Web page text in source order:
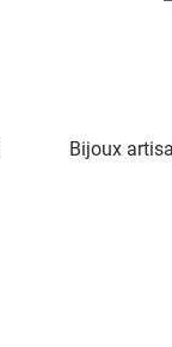
Bijoux